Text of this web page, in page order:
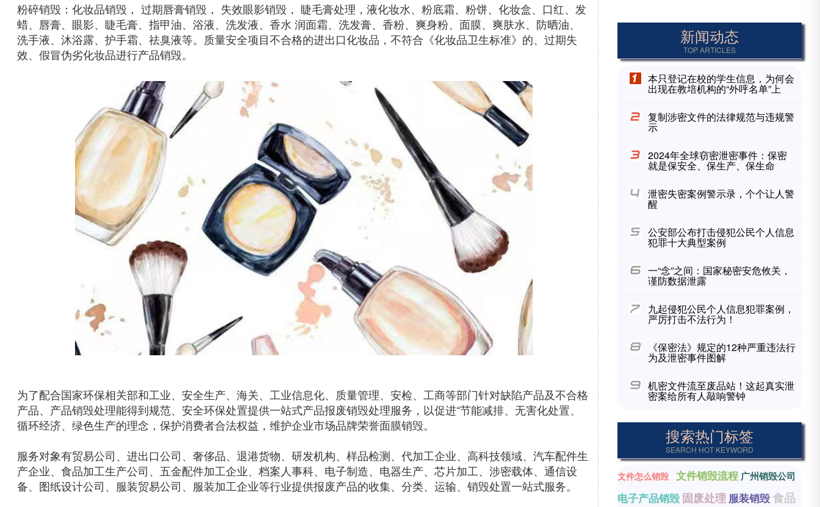
粉碎销毁：化妆品销毁， 过期唇膏销毁， 失效眼影销毁， 睫毛膏处理，液化妆水、粉底霜、粉饼、化妆盒、口红、发
蜡、唇膏、眼影、睫毛膏、指甲油、浴液、洗发液、香水 润面霜、洗发膏、香粉、爽身粉、面膜、爽肤水、防晒油、
洗手液、沐浴露、护手霜、祛臭液等。质量安全项目不合格的进出口化妆品，不符合《化妆品卫生标准》的、过期失
效、假冒伪劣化妆品进行产品销毁。
为了配合国家环保相关部和工业、安全生产、海关、工业信息化、质量管理、安检、工商等部门针对缺陷产品及不合格
产品、产品销毁处理能得到规范、安全环保处置提供一站式产品报废销毁处理服务，以促进“节能减排、无害化处置、
循环经济、绿色生产的理念，保护消费者合法权益，维护企业市场品牌荣誉面膜销毁。
服务对象有贸易公司、进出口公司、奢侈品、退港货物、研发机构、样品检测、代加工企业、高科技领域、汽车配件生
产企业、食品加工生产公司、五金配件加工企业、档案人事科、电子制造、电器生产、芯片加工、涉密载体、通信设
备、图纸设计公司、服装贸易公司、服装加工企业等行业提供报废产品的收集、分类、运输、销毁处置一站式服务。
新闻动态
TOP ARTICLES
本只登记在校的学生信息，为何会
出现在教培机构的“外呼名单”上
复制涉密文件的法律规范与违规警
示
2024年全球窃密泄密事件：保密
就是保安全、保生产、保生命
泄密失密案例警示录，个个让人警
醒
公安部公布打击侵犯公民个人信息
犯罪十大典型案例
一“念”之间：国家秘密安危攸关，
谨防数据泄露
九起侵犯公民个人信息犯罪案例，
严厉打击不法行为！
《保密法》规定的12种严重违法行
为及泄密事件图解
机密文件流至废品站！这起真实泄
密案给所有人敲响警钟
搜索热门标签
SEARCH HOT KEYWORD
文件怎么销毁 文件销毁流程 广州销毁公司
电子产品销毁 固废处理 服装销毁 食品